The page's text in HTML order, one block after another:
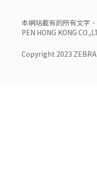
本網站載有的所有文字
PEN HONG KONG
Copyright 2023 ZEBRA